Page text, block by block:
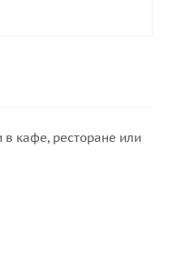
кафе, ресторане или